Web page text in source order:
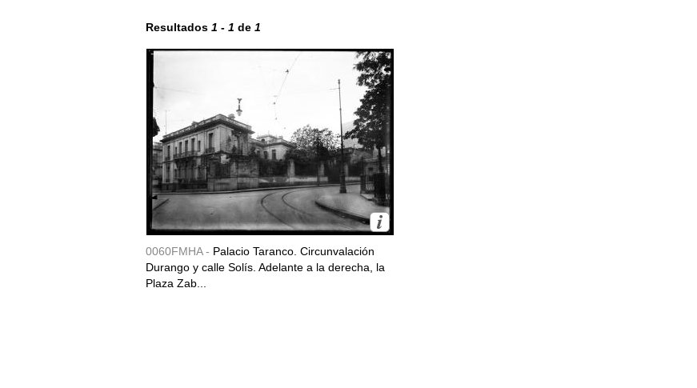
Resultados 1 - 1 de 1
0060FMHA - Palacio Taranco. Circunvalación
Durango y calle Solís. Adelante a la derecha, la
Plaza Zab...